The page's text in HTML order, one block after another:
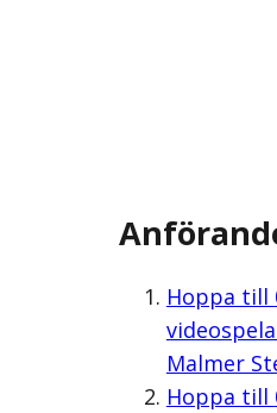
Hoppa till
Malmer
Hoppa till